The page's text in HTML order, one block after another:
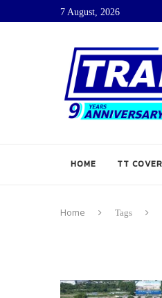
7 August, 2026
HOME TT COVER
Home Tags